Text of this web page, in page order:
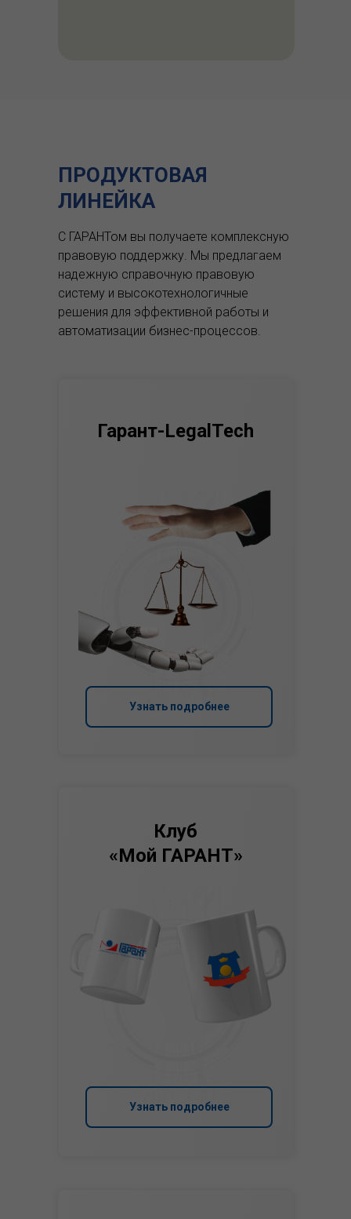
ПРОДУКТОВАЯ
ЛИНЕЙКА
С ГАРАНТом вы получаете комплексную
правовую поддержку. Мы предлагаем
надежную справочную правовую
систему и высокотехнологичные
решения для эффективной работы и
автоматизации бизнес-процессов.
Узнать подробнее
Клуб
«Мой ГАРАНТ»
Узнать подробнее
Гарант-LegalTech